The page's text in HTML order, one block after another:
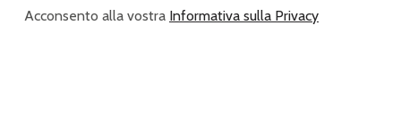
Acconsento alla vostra Informativa sulla Privacy